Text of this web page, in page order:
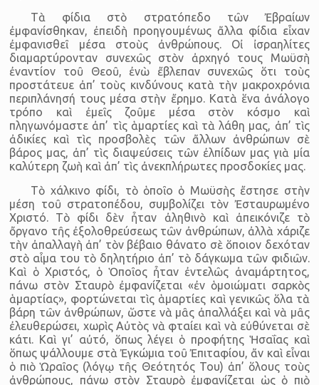
Τὰ φίδια στὸ στρατόπεδο τῶν Ἐβραίων
ἐμφανίσθηκαν, ἐπειδὴ προηγουμένως ἄλλα φίδια εἶχαν
ἐμφανισθεῖ μέσα στοὺς ἀνθρώπους. Οἰ ἰσραηλίτες
διαμαρτύρονταν συνεχῶς στὸν ἀρχηγό τους Μωϋσὴ
ἐναντίον τοῦ Θεοῦ, ἐνὼ ἔβλεπαν συνεχῶς ὅτι τοὺς
προστάτευε ἀπ’ τοὺς κινδύνους κατὰ τὴν μακροχρόνια
περιπλάνησή τους μέσα στὴν ἔρημο. Κατὰ ἕνα ἀνάλογο
τρόπο καὶ ἐμεῖς ζοῦμε μέσα στὸν κόσμο καὶ
πληγωνόμαστε ἀπ’ τὶς ἁμαρτίες καὶ τὰ λάθη μας, ἀπ’ τὶς
ἀδικίες καὶ τὶς προσβολὲς τῶν ἄλλων ἀνθρώπων σὲ
βάρος μας, ἀπ’ τὶς διαψεύσεις τῶν ἐλπίδων μας γιὰ μία
καλύτερη ζωὴ καὶ ἀπ’ τὶς ἀνεκπλήρωτες προσδοκίες μας.
Τὸ χάλκινο φίδι, τὸ ὁποῖο ὁ Μωϋσὴς ἔστησε στὴν
μέση τοῦ στρατοπέδου, συμβολίζει τὸν Ἐσταυρωμένο
Χριστό. Τὸ φίδι δὲν ἦταν ἀληθινὸ καὶ ἀπεικόνιζε τὸ
ὄργανο τῆς ἐξολοθρεύσεως τῶν ἀνθρώπων, ἀλλὰ χάριζε
τὴν ἀπαλλαγὴ ἀπ’ τὸν βέβαιο θάνατο σὲ ὅποιον δεχόταν
στὸ αἶμα του τὸ δηλητήριο ἀπ’ τὸ δάγκωμα τῶν φιδιῶν.
Καὶ ὁ Χριστός, ὁ Ὁποῖος ἦταν ἐντελῶς ἀναμάρτητος,
πάνω στὸν Σταυρὸ ἐμφανίζεται «ἐν ὁμοιώματι σαρκὸς
ἁμαρτίας», φορτώνεται τὶς ἁμαρτίες καὶ γενικῶς ὅλα τὰ
βάρη τῶν ἀνθρώπων, ὥστε νὰ μᾶς ἀπαλλάξει καὶ νὰ μᾶς
ἐλευθερώσει, χωρὶς Αὐτὸς νὰ φταίει καὶ νὰ εὐθύνεται σὲ
κάτι. Καὶ γι’ αὐτό, ὅπως λέγει ὁ προφήτης Ἡσαΐας καὶ
ὅπως ψάλλουμε στὰ Ἐγκώμια τοῦ Ἐπιταφίου, ἄν καὶ εἶναι
ὁ πιὸ Ὡραῖος (λόγῳ τῆς Θεότητός Του) ἀπ’ ὅλους τοὺς
ἀνθρώπους, πάνω στὸν Σταυρὸ ἐμφανίζεται ὡς ὁ πιὸ